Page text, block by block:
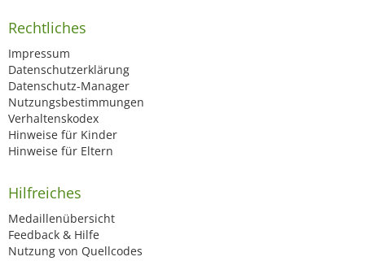
Rechtliches
Impressum
Datenschutzerklärung
Datenschutz-Manager
Nutzungsbestimmungen
Verhaltenskodex
Hinweise für Kinder
Hinweise für Eltern
Hilfreiches
Medaillenübersicht
Feedback & Hilfe
Nutzung von Quellcodes